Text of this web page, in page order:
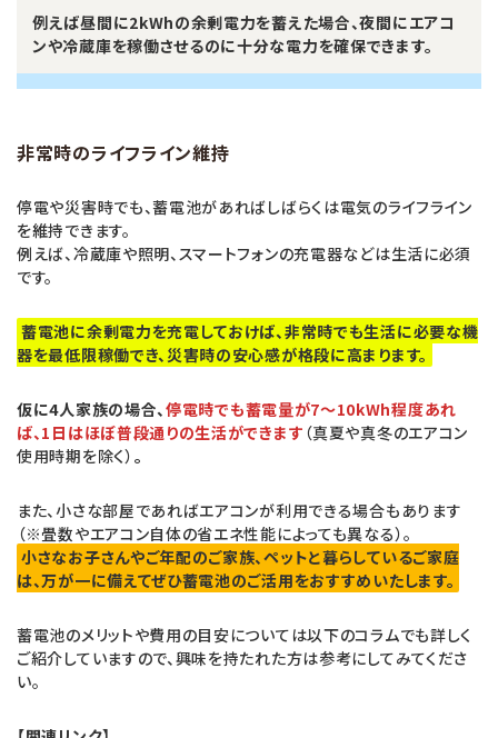
例えば昼間に2kWhの余剰電力を蓄えた場合、夜間にエアコ
ンや冷蔵庫を稼働させるのに十分な電力を確保できます。
非常時のライフライン維持
停電や災害時でも、蓄電池があればしばらくは電気のライフライン
を維持できます。
例えば、冷蔵庫や照明、スマートフォンの充電器などは生活に必須
です。
蓄電池に余剰電力を充電しておけば、非常時でも生活に必要な機
器を最低限稼働でき、災害時の安心感が格段に高まります。
仮に4人家族の場合、停電時でも蓄電量が7〜10kWh程度あれ
ば、1日はほぼ普段通りの生活ができます （真夏や真冬のエアコン
使用時期を除く） 。
また、小さな部屋であればエアコンが利用できる場合もあります
（※畳数やエアコン自体の省エネ性能によっても異なる）。
小さなお子さんやご年配のご家族、ペットと暮らしているご家庭
は、万が一に備えてぜひ蓄電池のご活用をおすすめいたします。
蓄電池のメリットや費用の目安については以下のコラムでも詳しく
ご紹介していますので、興味を持たれた方は参考にしてみてくださ
い。